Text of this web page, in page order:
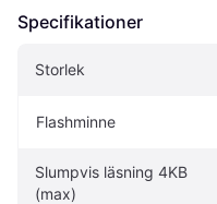
Specifikationer
Storlek
Flashminne
Slumpvis läsning 4KB
(max)